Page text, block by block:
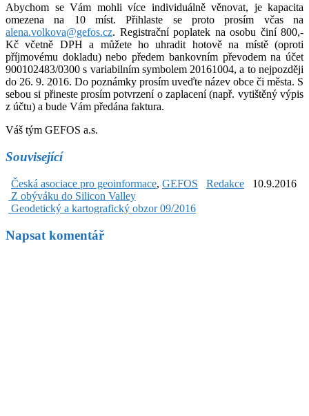
Abychom se Vám mohli více individuálně věnovat, je kapacita
omezena na 10 míst. Přihlaste se proto prosím včas na
alena.volkova@gefos.cz. Registrační poplatek na osobu činí 800,-
Kč včetně DPH a můžete ho uhradit hotově na místě (oproti
příjmovému dokladu) nebo předem bankovním převodem na účet
900102483/0300 s variabilním symbolem 20161004, a to nejpozději
do 26. 9. 2016. Do poznámky prosím uveďte název obce či města. S
sebou si přineste prosím potvrzení o zaplacení (např. vytištěný výpis
z účtu) a bude Vám předána faktura.
Váš tým GEFOS a.s.
Související
Česká asociace pro geoinformace, GEFOS Redakce 10.9.2016
Post
navigation
Z obýváku do Silicon Valley
Geodetický a kartografický obzor 09/2016
Napsat komentář